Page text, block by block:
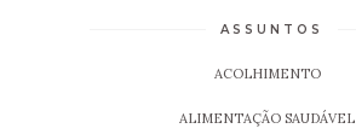
ASSUNTOS
ACOLHIMENTO
ALIMENTAÇÃO SAUDÁVEL